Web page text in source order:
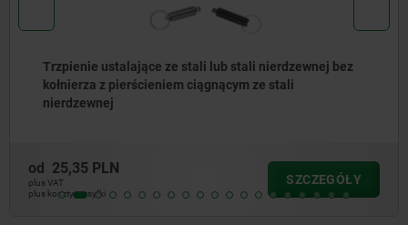
Trzpień ustalający stalowy lub ze stali nierdzewnej,
wersja krótka, z trzpieniem gwintowanym
od34,45 PLN
plus VAT
plus koszty wysyłki
SZCZEGÓŁY